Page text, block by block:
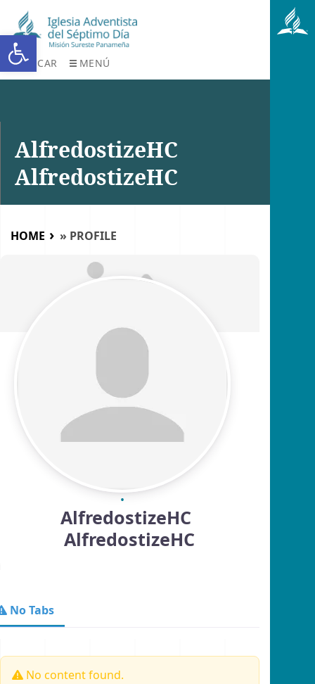
Abrir barra de herramientas
BUSCAR MENÚ
AlfredostizeHC
AlfredostizeHC
HOME » PROFILE
AlfredostizeHC
AlfredostizeHC
No Tabs
No content found.